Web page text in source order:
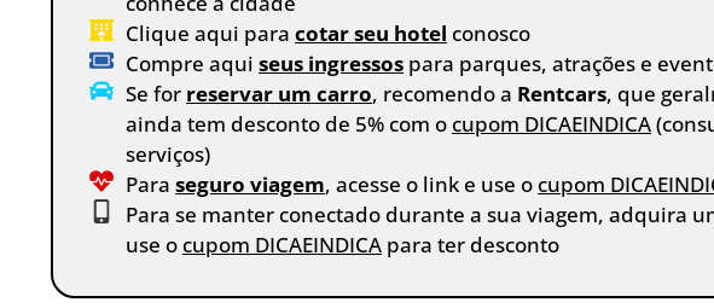
Clique aqui para cotar seu hotel conosco
Compre aqui seus ingressos para parques, atrações e
Se for reservar um carro, recomendo a Rentcars, que
ainda tem desconto de 5% com o cupom DICAEINDICA
serviços)
Para seguro viagem, acesse o link e use o cupom
Para se manter conectado durante a sua viagem, adquira
use o cupom DICAEINDICA para ter desconto